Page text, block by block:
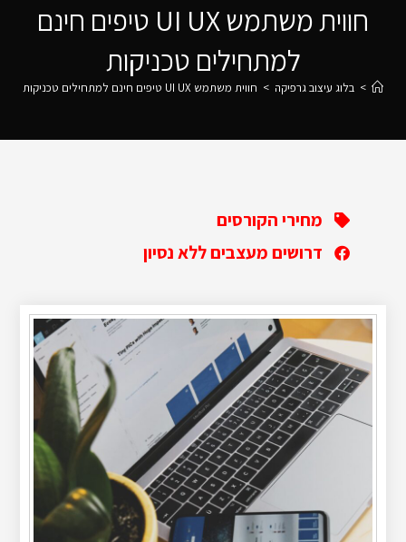
חווית משתמש UI UX טיפים חינם
למתחילים טכניקות
> בלוג עיצוב גרפיקה > חווית משתמש UI UX טיפים חינם למתחילים טכניקות
מחירי הקורסים
דרושים מעצבים ללא נסיון